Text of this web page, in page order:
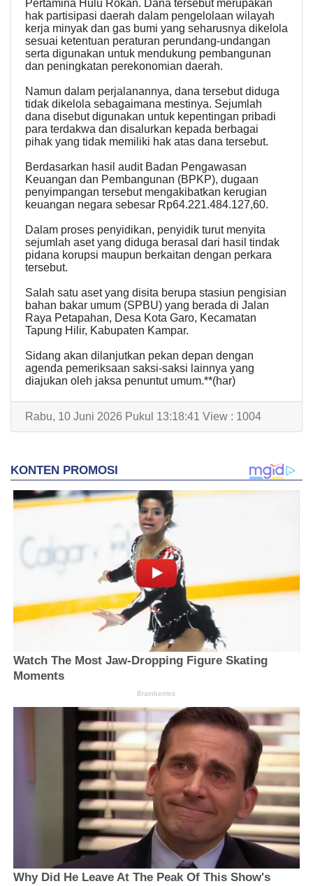
Pertamina Hulu Rokan. Dana tersebut merupakan
hak partisipasi daerah dalam pengelolaan wilayah
kerja minyak dan gas bumi yang seharusnya dikelola
sesuai ketentuan peraturan perundang-undangan
serta digunakan untuk mendukung pembangunan
dan peningkatan perekonomian daerah.
Namun dalam perjalanannya, dana tersebut diduga
tidak dikelola sebagaimana mestinya. Sejumlah
dana disebut digunakan untuk kepentingan pribadi
para terdakwa dan disalurkan kepada berbagai
pihak yang tidak memiliki hak atas dana tersebut.
Berdasarkan hasil audit Badan Pengawasan
Keuangan dan Pembangunan (BPKP), dugaan
penyimpangan tersebut mengakibatkan kerugian
keuangan negara sebesar Rp64.221.484.127,60.
Dalam proses penyidikan, penyidik turut menyita
sejumlah aset yang diduga berasal dari hasil tindak
pidana korupsi maupun berkaitan dengan perkara
tersebut.
Salah satu aset yang disita berupa stasiun pengisian
bahan bakar umum (SPBU) yang berada di Jalan
Raya Petapahan, Desa Kota Garo, Kecamatan
Tapung Hilir, Kabupaten Kampar.
Sidang akan dilanjutkan pekan depan dengan
agenda pemeriksaan saksi-saksi lainnya yang
diajukan oleh jaksa penuntut umum.**(har)
Rabu, 10 Juni 2026 Pukul 13:18:41 View : 1004